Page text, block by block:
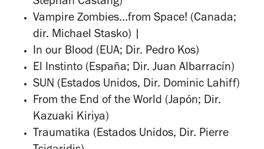
Vampire Zombies...from Space! (Canada;
dir. Michael Stasko) |
In our Blood (EUA; Dir. Pedro Kos)
El Instinto (España; Dir. Juan Albarracín)
SUN (Estados Unidos, Dir. Dominic Lahiff)
From the End of the World (Japón; Dir.
Kazuaki Kiriya)
Traumatika (Estados Unidos, Dir. Pierre